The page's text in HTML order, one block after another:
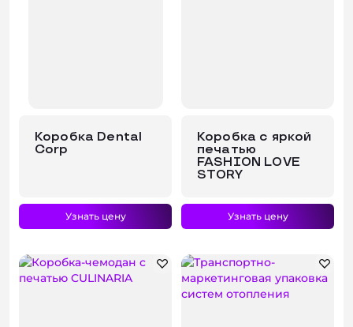
Коробка Dental
Corp
Узнать цену
Коробка с яркой
печатью
FASHION LOVE
STORY
Узнать цену